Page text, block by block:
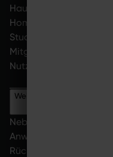
Hause nutzen. Es
Home-Training autark
Studioeinheiten
Mitgliedsvertrag im
Nutzung des Hybrid-
Welche Anwendungen
Neben klassischen
Anwendungen für
Rücken- und